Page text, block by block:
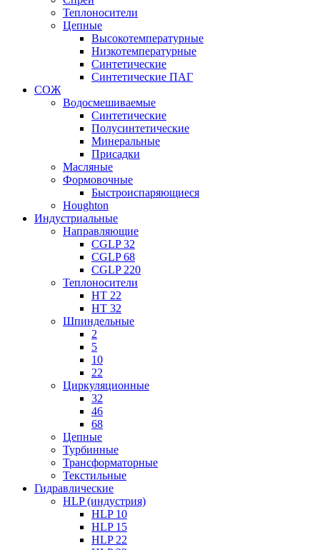
Теплоносители
Цепные
Высокотемпературные
Низкотемпературные
Синтетические
Синтетические ПАГ
СОЖ
Водосмешиваемые
Синтетические
Полусинтетические
Минеральные
Присадки
Масляные
Формовочные
Быстроиспаряющиеся
Houghton
Индустриальные
Направляющие
CGLP 32
CGLP 68
CGLP 220
Теплоносители
HT 22
HT 32
Шпиндельные
2
5
10
22
Циркуляционные
32
46
68
Цепные
Турбинные
Трансформаторные
Текстильные
Гидравлические
HLP (индустрия)
HLP 10
HLP 15
HLP 22